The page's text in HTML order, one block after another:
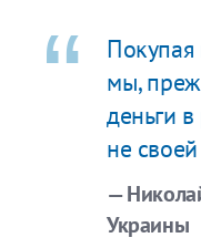
мы,
деньги в
не
—
Украины